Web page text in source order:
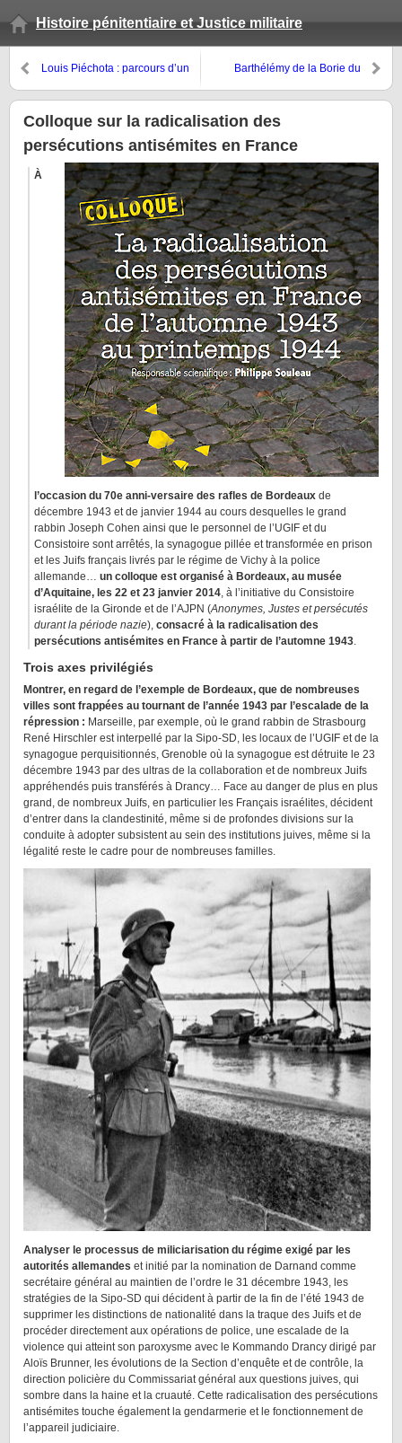
Histoire pénitentiaire et Justice militaire
Louis Piéchota : parcours d’un
Dieppe au camp de
Sachsenhausen
Barthélémy de la Borie du
l’hôpital et la filature de
Colloque sur la radicalisation des
persécutions antisémites en France
À
l’occasion du 70e anni-versaire des rafles de Bordeaux de
décembre 1943 et de janvier 1944 au cours desquelles le grand
rabbin Joseph Cohen ainsi que le personnel de l’UGIF et du
Consistoire sont arrêtés, la synagogue pillée et transformée en prison
et les Juifs français livrés par le régime de Vichy à la police
allemande… un colloque est organisé à Bordeaux, au musée
d’Aquitaine, les 22 et 23 janvier 2014, à l’initiative du Consistoire
israélite de la Gironde et de l’AJPN (Anonymes, Justes et persécutés
durant la période nazie), consacré à la radicalisation des
persécutions antisémites en France à partir de l’automne 1943.
Trois axes privilégiés
Montrer, en regard de l’exemple de Bordeaux, que de nombreuses
villes sont frappées au tournant de l’année 1943 par l’escalade de la
répression : Marseille, par exemple, où le grand rabbin de Strasbourg
René Hirschler est interpellé par la Sipo-SD, les locaux de l’UGIF et de la
synagogue perquisitionnés, Grenoble où la synagogue est détruite le 23
décembre 1943 par des ultras de la collaboration et de nombreux Juifs
appréhendés puis transférés à Drancy… Face au danger de plus en plus
grand, de nombreux Juifs, en particulier les Français israélites, décident
d’entrer dans la clandestinité, même si de profondes divisions sur la
conduite à adopter subsistent au sein des institutions juives, même si la
légalité reste le cadre pour de nombreuses familles.
Analyser le processus de miliciarisation du régime exigé par les
autorités allemandes et initié par la nomination de Darnand comme
secrétaire général au maintien de l’ordre le 31 décembre 1943, les
stratégies de la Sipo-SD qui décident à partir de la fin de l’été 1943 de
supprimer les distinctions de nationalité dans la traque des Juifs et de
procéder directement aux opérations de police, une escalade de la
violence qui atteint son paroxysme avec le Kommando Drancy dirigé par
Aloïs Brunner, les évolutions de la Section d’enquête et de contrôle, la
direction policière du Commissariat général aux questions juives, qui
sombre dans la haine et la cruauté. Cette radicalisation des persécutions
antisémites touche également la gendarmerie et le fonctionnement de
l’appareil judiciaire.